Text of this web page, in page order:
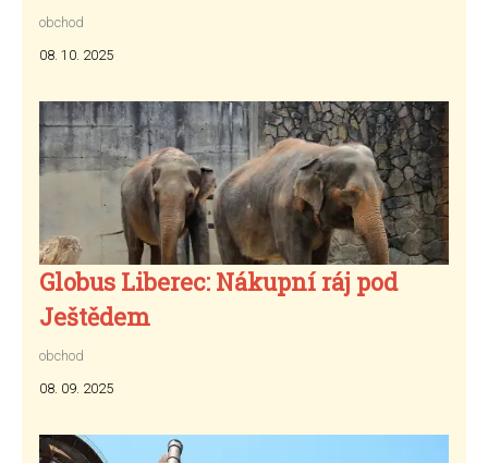
obchod
08. 10. 2025
Globus Liberec: Nákupní ráj pod
Ještědem
obchod
08. 09. 2025